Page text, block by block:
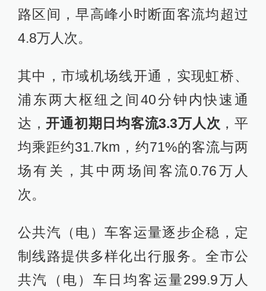
路区间，早高峰小时断面客流均超过
4.8万人次。
其中，市域机场线开通，实现虹桥、
浦东两大枢纽之间40分钟内快速通
达，开通初期日均客流3.3万人次 ，平
均乘距约31.7km，约71%的客流与两
场有关，其中两场间客流0.76万人
次。
公共汽（电）车客运量逐步企稳，定
制线路提供多样化出行服务。全市公
共汽（电）车日均客运量299.9万人